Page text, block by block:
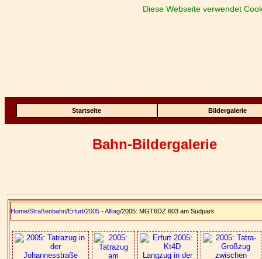
Startseite Bildergalerie
Bahn-Bildergalerie
Home/Straßenbahn/Erfurt/2005 - Alltag/2005: MGT6DZ 603 am Südpark
Diese Webseite verwendet